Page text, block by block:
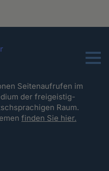
Menu
Seitenaufrufen im
der freigeistig-
Raum.
finden Sie hier.